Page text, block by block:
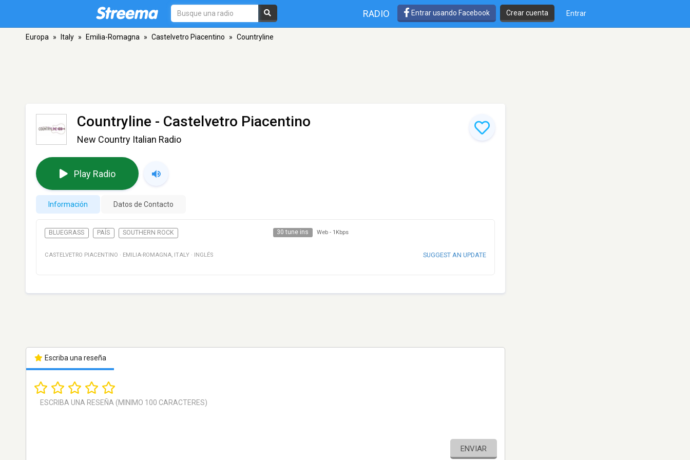
RADIO Entrar usando Facebook Crear cuenta Entrar
Europa » Italy » Emilia-Romagna » Castelvetro Piacentino » Countryline
Countryline - Castelvetro Piacentino
New Country Italian Radio
Play Radio
Información Datos de Contacto
BLUEGRASS PAÍS SOUTHERN ROCK 30 tune ins Web - 1Kbps
CASTELVETRO PIACENTINO · EMILIA-ROMAGNA, ITALY · INGLÉS SUGGEST AN UPDATE
Escriba una reseña
ENVIAR